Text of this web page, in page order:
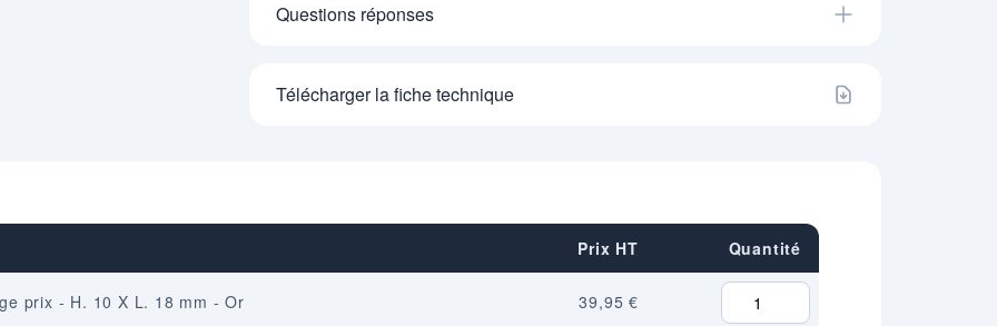
Questions réponses
Télécharger la fiche technique
Prix HT Quantité
prix - H. 10 X L. 18 mm - Or 39,95 €